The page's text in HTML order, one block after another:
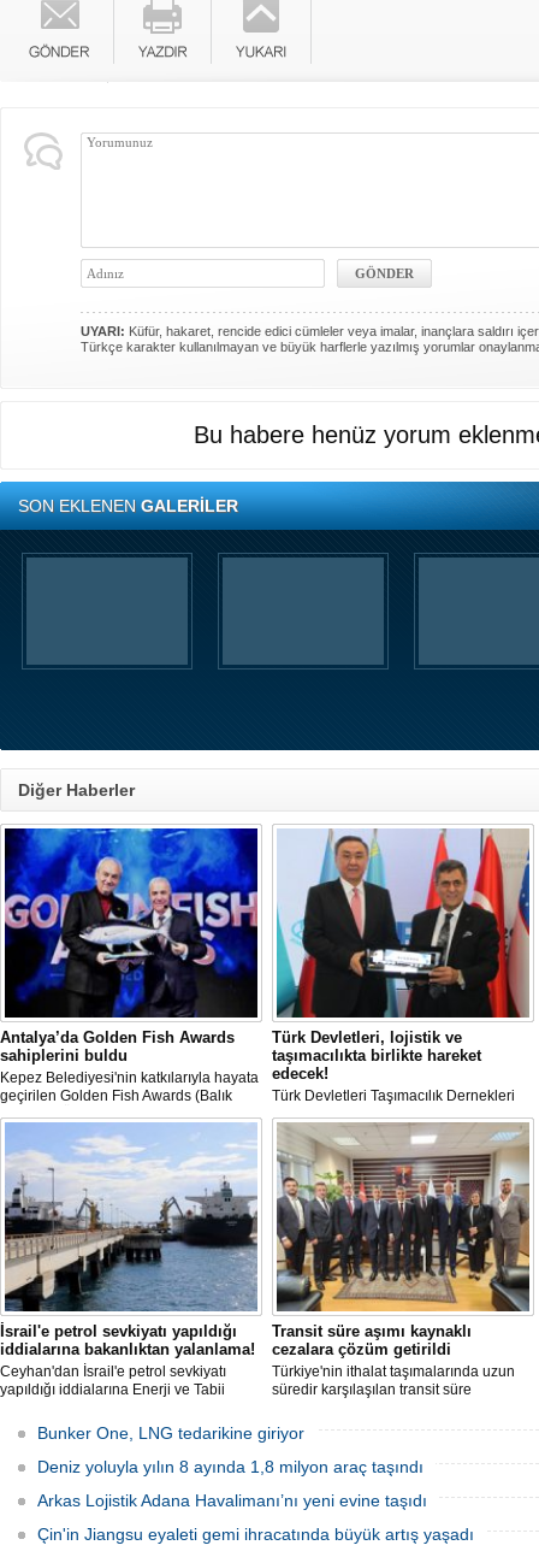
UYARI: Küfür, hakaret, rencide edici cümleler veya imalar, inançlara saldırı
Türkçe karakter kullanılmayan ve büyük harflerle yazılmış yorumlar
Bu habere henüz yorum
SON EKLENENGALERİLER
Diğer Haberler
Antalya’da Golden Fish Awards
sahiplerini buldu
Kepez Belediyesi'nin katkılarıyla hayata
geçirilen Golden Fish Awards (Balık
Dedektifi Ödül Töreni), balıkçıların
emeklerini taçlandırdı.
Türk Devletleri, lojistik ve
taşımacılıkta birlikte hareket
edecek!
Türk Devletleri Taşımacılık Dernekleri
Birliği OTS-URTA kuruldu.
İsrail'e petrol sevkiyatı yapıldığı
iddialarına bakanlıktan yalanlama!
Ceyhan'dan İsrail'e petrol sevkiyatı
yapıldığı iddialarına Enerji ve Tabii
Transit süre aşımı kaynaklı
cezalara çözüm getirildi
Türkiye'nin ithalat taşımalarında uzun
süredir karşılaşılan transit süre
önemli bir gelişme yaşandı.
Bunker One, LNG tedarikine giriyor
Deniz yoluyla yılın 8 ayında 1,8 milyon araç taşındı
Arkas Lojistik Adana Havalimanı’nı yeni evine taşıdı
Çin'in Jiangsu eyaleti gemi ihracatında büyük artış yaşadı